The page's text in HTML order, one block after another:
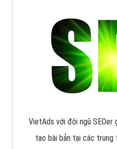
VietAds với đội ngũ SEOer
tạo bài bản tại các trung